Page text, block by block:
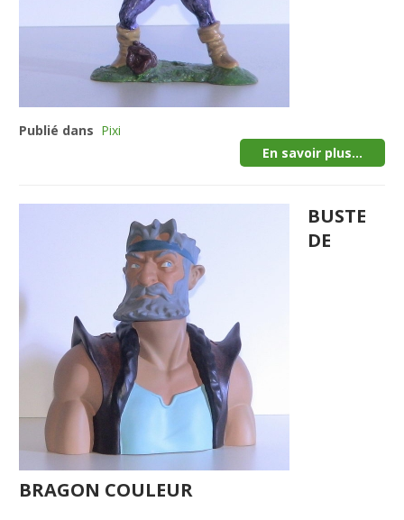
Publié dans Pixi
En savoir plus...
BUSTE
DE
BRAGON COULEUR